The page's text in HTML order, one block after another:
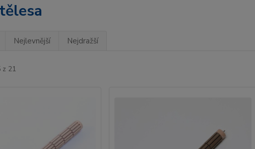
Nejlevnější Nejdražší
z 21